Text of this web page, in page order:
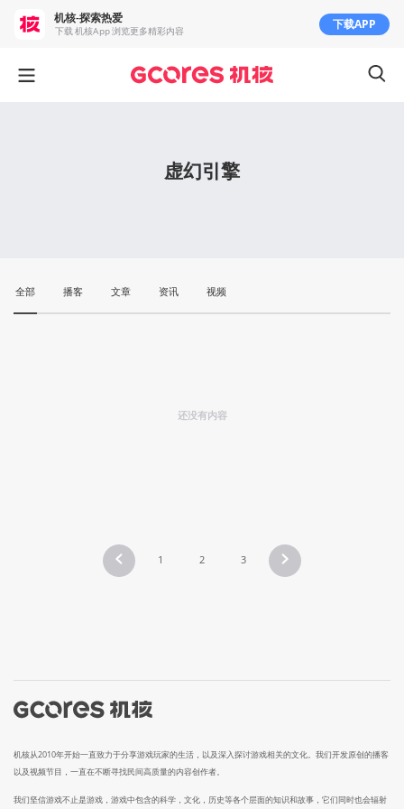
虚幻引擎
全部 播客 文章 资讯 视频
还没有内容
1 2 3
机核从2010年开始一直致力于分享游戏玩家的生活，以及深入探讨游戏相关的文化。我们开发原创的播客
以及视频节目，一直在不断寻找民间高质量的内容创作者。
我们坚信游戏不止是游戏，游戏中包含的科学，文化，历史等各个层面的知识和故事，它们同时也会辐射
机核-探索热爱
下载 机核App 浏览更多精彩内容 下载APP